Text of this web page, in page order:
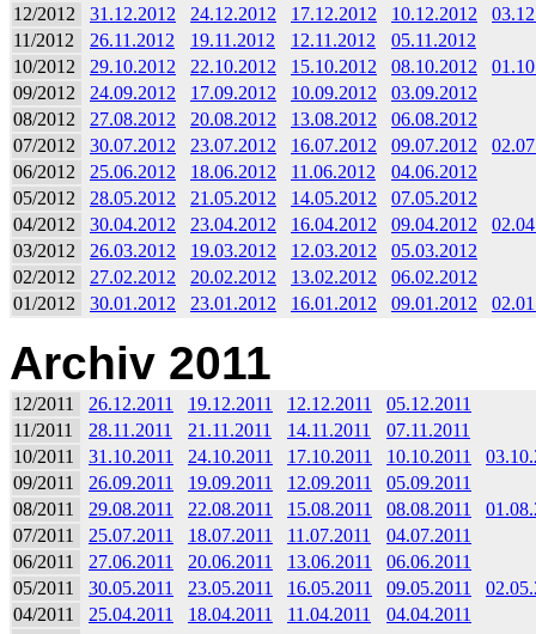
12/2012 31.12.2012 24.12.2012 17.12.2012 10.12.2012
11/2012
26.11.2012 19.11.2012 12.11.2012
05.11.2012
10/2012
29.10.2012 22.10.2012 15.10.2012 08.10.2012
09/2012
24.09.2012 17.09.2012 10.09.2012
03.09.2012
08/2012
27.08.2012 20.08.2012 13.08.2012
06.08.2012
07/2012
30.07.2012 23.07.2012 16.07.2012 09.07.2012
06/2012
25.06.2012 18.06.2012 11.06.2012
04.06.2012
05/2012
28.05.2012 21.05.2012 14.05.2012
07.05.2012
04/2012
30.04.2012 23.04.2012 16.04.2012 09.04.2012
03/2012
26.03.2012 19.03.2012 12.03.2012
05.03.2012
02/2012
27.02.2012 20.02.2012 13.02.2012
06.02.2012
01/2012
30.01.2012 23.01.2012 16.01.2012 09.01.2012
Archiv 2011
12/2011 26.12.2011 19.12.2011 12.12.2011
05.12.2011
11/2011
28.11.2011 21.11.2011 14.11.2011
07.11.2011
10/2011
31.10.2011 24.10.2011 17.10.2011 10.10.2011
09/2011
26.09.2011 19.09.2011 12.09.2011
05.09.2011
08/2011
29.08.2011 22.08.2011 15.08.2011 08.08.2011
07/2011
25.07.2011 18.07.2011 11.07.2011
04.07.2011
06/2011
27.06.2011 20.06.2011 13.06.2011
06.06.2011
05/2011
30.05.2011 23.05.2011 16.05.2011 09.05.2011
04/2011
25.04.2011 18.04.2011 11.04.2011
04.04.2011